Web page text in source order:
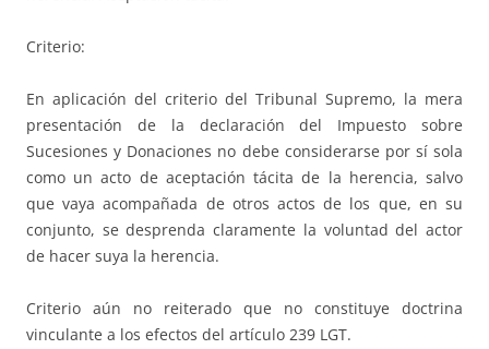
Criterio:
En aplicación del criterio del Tribunal Supremo, la mera
presentación de la declaración del Impuesto sobre
Sucesiones y Donaciones no debe considerarse por sí sola
como un acto de aceptación tácita de la herencia, salvo
que vaya acompañada de otros actos de los que, en su
conjunto, se desprenda claramente la voluntad del actor
de hacer suya la herencia.
Criterio aún no reiterado que no constituye doctrina
vinculante a los efectos del artículo 239 LGT.